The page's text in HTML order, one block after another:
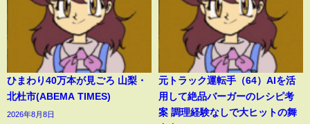
ひまわり40万本が見ごろ 山梨・
北杜市(ABEMA TIMES)
2026年8月8日
元トラック運転手（64）AIを活
用して絶品バーガーのレシピ考
案 調理経験なしで大ヒットの舞